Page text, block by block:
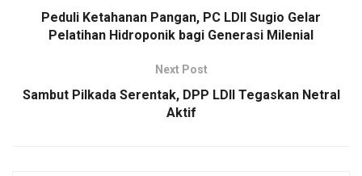
Peduli Ketahanan Pangan, PC LDII Sugio Gelar
Pelatihan Hidroponik bagi Generasi Milenial
Next Post
Sambut Pilkada Serentak, DPP LDII Tegaskan Netral
Aktif